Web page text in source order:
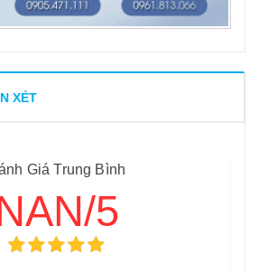
XÉT
Giá Trung Bình
5